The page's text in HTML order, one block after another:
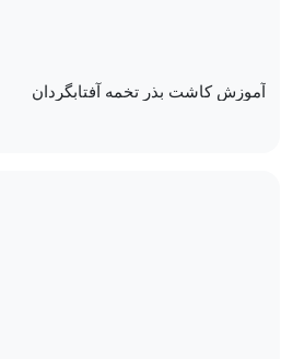
آموزش کاشت بذر تخمه آفتابگردان